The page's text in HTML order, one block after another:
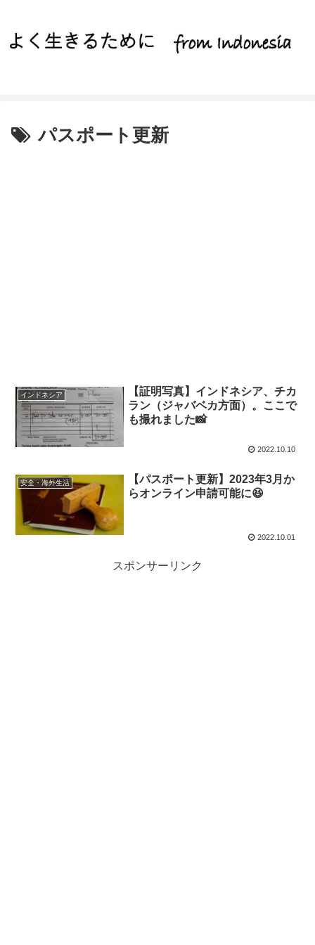
パスポート更新
インドネシア
【証明写真】インドネシア、チカ
ラン（ジャバベカ方面）。ここで
も撮れました📸
2022.10.10
安全・海外生活
【パスポート更新】2023年3月か
らオンライン申請可能に😆
2022.10.01
スポンサーリンク